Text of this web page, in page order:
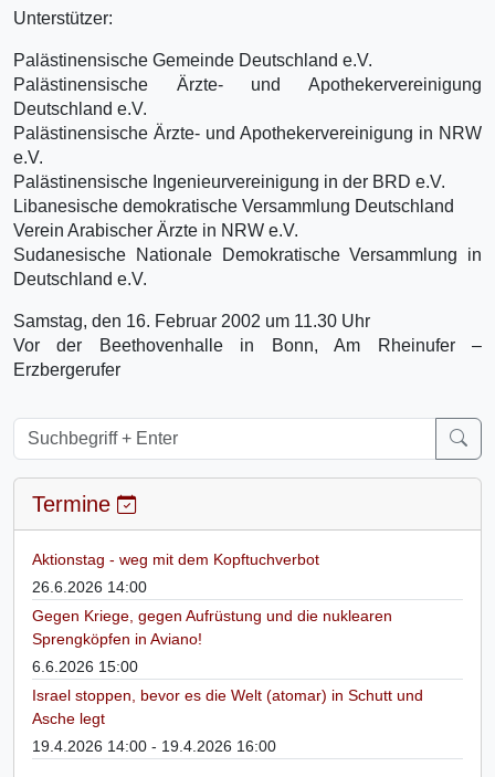
Unterstützer:
Palästinensische Gemeinde Deutschland e.V.
Palästinensische Ärzte- und Apothekervereinigung
Deutschland e.V.
Palästinensische Ärzte- und Apothekervereinigung in NRW
e.V.
Palästinensische Ingenieurvereinigung in der BRD e.V.
Libanesische demokratische Versammlung Deutschland
Verein Arabischer Ärzte in NRW e.V.
Sudanesische Nationale Demokratische Versammlung in
Deutschland e.V.
Samstag, den 16. Februar 2002 um 11.30 Uhr
Vor der Beethovenhalle in Bonn, Am Rheinufer –
Erzbergerufer
Termine
Aktionstag - weg mit dem Kopftuchverbot
26.6.2026 14:00
Gegen Kriege, gegen Aufrüstung und die nuklearen
Sprengköpfen in Aviano!
6.6.2026 15:00
Israel stoppen, bevor es die Welt (atomar) in Schutt und
Asche legt
19.4.2026 14:00 - 19.4.2026 16:00